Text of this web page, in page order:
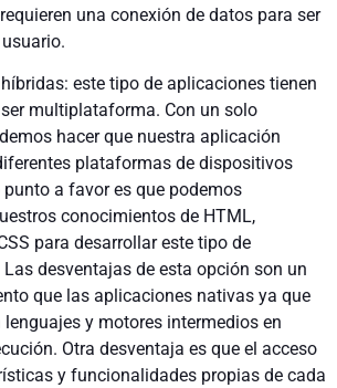
una conexión de datos para ser
este tipo de aplicaciones tienen
multiplataforma. Con un solo
hacer que nuestra aplicación
plataformas de dispositivos
punto a favor es que podemos
conocimientos de HTML,
para desarrollar este tipo de
desventajas de esta opción son un
que las aplicaciones nativas ya que
y motores intermedios en
Otra desventaja es que el acceso
y funcionalidades propias de cada